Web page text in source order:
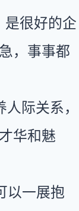
是很好的企
，事事都
际关系，
华和魅
以一展抱